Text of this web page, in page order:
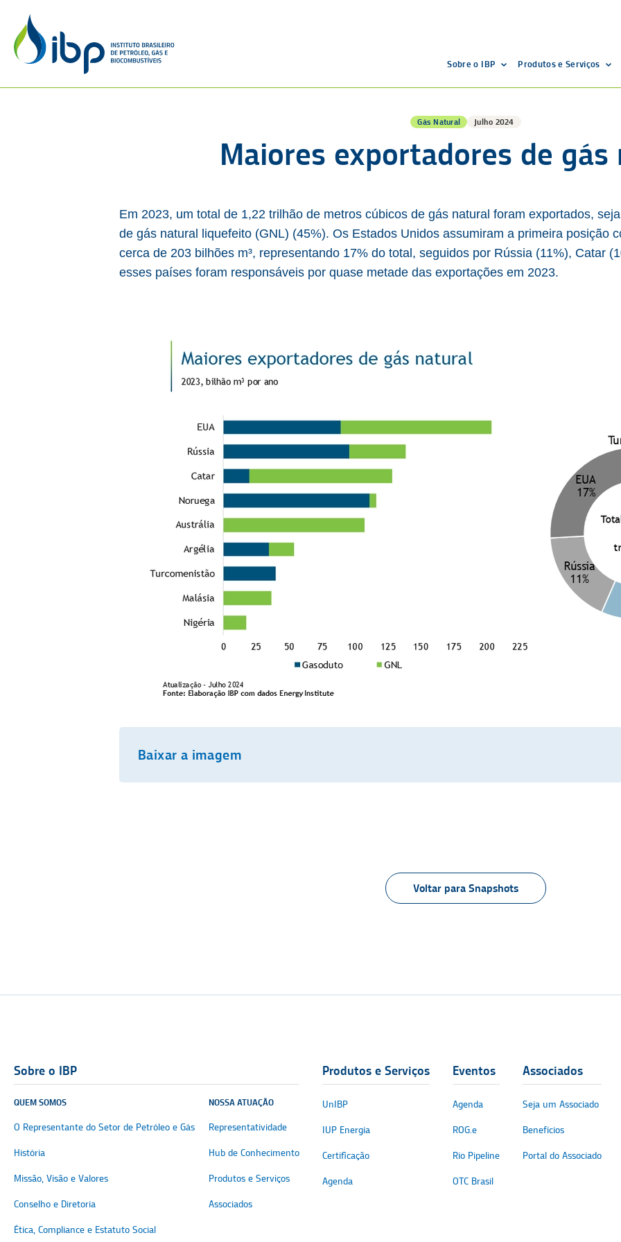
Sobre o IBP Produtos e Serviços
Gás Natural Julho 2024
Maiores exportadores de gás
Em 2023, um total de 1,22 trilhão de metros cúbicos de gás natural foram exportados,
de gás natural liquefeito (GNL) (45%). Os Estados Unidos assumiram a primeira posição
cerca de 203 bilhões m³, representando 17% do total, seguidos por Rússia (11%), Catar
esses países foram responsáveis por quase metade das exportações em 2023.
Baixar a imagem
Voltar para Snapshots
Sobre o IBP
QUEM SOMOS
O Representante do Setor de Petróleo e Gás
História
Missão, Visão e Valores
Conselho e Diretoria
Ética, Compliance e Estatuto Social
NOSSA ATUAÇÃO
Representatividade
Hub de Conhecimento
Produtos e Serviços
Associados
Produtos e Serviços
UnIBP
IUP Energia
Certificação
Agenda
Eventos
Agenda
ROG.e
Rio Pipeline
OTC Brasil
Associados
Seja um Associado
Benefícios
Portal do Associado